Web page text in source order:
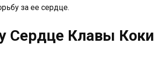
за ее сердце.
Сердце Клавы Коки